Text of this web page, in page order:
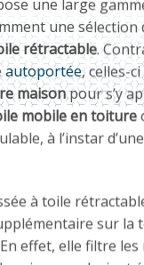
une sélection
rétractable.
autoportée, celles-
maisonpour s’y
mobile en toiture
à l’instar
sur la
effet, elle filtre les
saison ou devient